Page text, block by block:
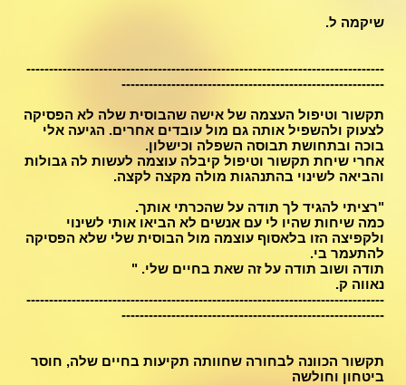
שיקמה ל.
-------------------------------------------------------------------------------
----------------------------------------------------------
תקשור וטיפול העצמה של אישה שהבוסית שלה לא הפסיקה
לצעוק ולהשפיל אותה גם מול עובדים אחרים. הגיעה אלי
בוכה ובתחושת תבוסה השפלה וכישלון.
אחרי שיחת תקשור וטיפול קיבלה עוצמה לעשות לה גבולות
והביאה לשינוי בהתנהגות מולה מקצה לקצה.
"רציתי להגיד לך תודה על שהכרתי אותך.
כמה שיחות שהיו לי עם אנשים לא הביאו אותי לשינוי
ולקפיצה הזו בלאסוף עוצמה מול הבוסית שלי שלא הפסיקה
להתעמר בי.
תודה ושוב תודה על זה שאת בחיים שלי. "
נאווה ק.
-------------------------------------------------------------------------------
----------------------------------------------------------
תקשור הכוונה לבחורה שחוותה תקיעות בחיים שלה, חוסר
ביטחון וחולשה